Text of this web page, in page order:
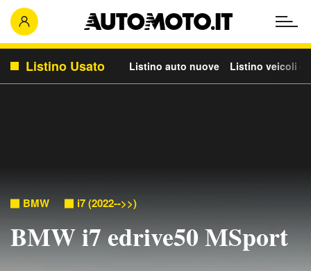
Listino Usato Listino auto nuove Listino veicoli
BMW i7 (2022-->>)
BMW i7 edrive50 MSport